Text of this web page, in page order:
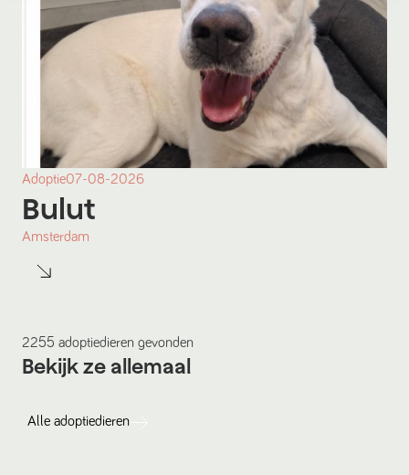
Adoptie07-08-2026
Bulut
Amsterdam
2255 adoptiedieren gevonden
Bekijk ze allemaal
Alle adoptiedieren